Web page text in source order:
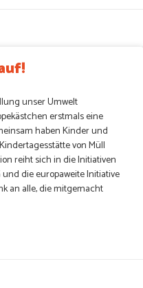
unser Umwelt
erstmals eine
haben Kinder und
von Müll
reiht sich in die Initiativen
die europaweite Initiative
an alle, die mitgemacht